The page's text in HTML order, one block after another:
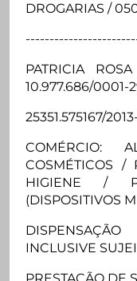
DROGARIAS /
PATRICIA
10.977.686/0001-
25351.575167/
COMÉRCIO:
COSMÉTICOS /
HIGIENE /
(DISPOSITIVOS
INCLUSIVE